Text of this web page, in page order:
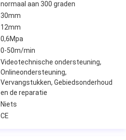
normaal aan 300 graden
30mm
12mm
0,6Mpa
0-50m/min
Videotechnische ondersteuning,
Onlineondersteuning,
Vervangstukken, Gebiedsonderhoud
en de reparatie
Niets
CE